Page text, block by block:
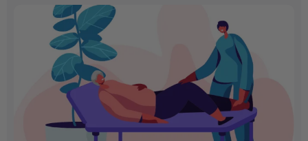
prin care organismul unui copil devine cel al unui
adult. De obicei această afecțiune începe să...